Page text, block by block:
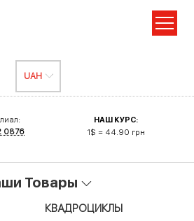
0876
НАШ КУРС:
1$ = 44.90 грн
Товары
КВАДРОЦИКЛЫ